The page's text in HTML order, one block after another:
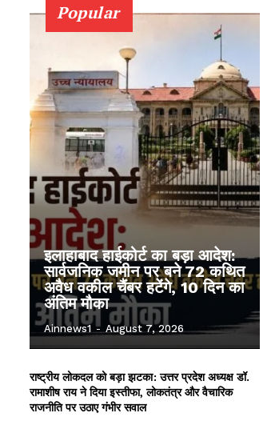
Popular
इलाहाबाद हाईकोर्ट का बड़ा आदेश:
सार्वजनिक जमीन पर बने 72 कथित
अवैध वकील चैंबर हटेंगे, 10 दिन का
अंतिम मौका
Ainnews1 - August 7, 2026
राष्ट्रीय लोकदल को बड़ा झटका: उत्तर प्रदेश अध्यक्ष डॉ.
रामाशीष राय ने दिया इस्तीफा, लोकतंत्र और वैचारिक
राजनीति पर उठाए गंभीर सवाल